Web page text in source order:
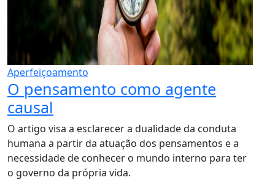
Aperfeiçoamento
O pensamento como agente
causal
O artigo visa a esclarecer a dualidade da conduta
humana a partir da atuação dos pensamentos e a
necessidade de conhecer o mundo interno para ter
o governo da própria vida.